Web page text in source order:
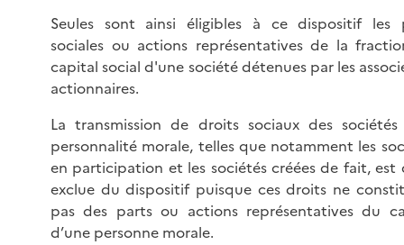
Seules sont ainsi éligibles à ce dispositif les
sociales ou actions représentatives de la
capital social d'une société détenues par les
actionnaires.
La transmission de droits sociaux des sociétés
personnalité morale, telles que notamment les
en participation et les sociétés créées de fait, est
exclue du dispositif puisque ces droits ne
pas des parts ou actions représentatives du
d’une personne morale.